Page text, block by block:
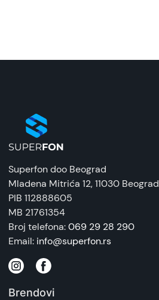
Superfon doo Beograd
Mladena Mitrića 12, 11030 Beograd
PIB 112888605
MB 21761354
Broj telefona:069 29 28 290
Email: info@superfon.rs
Brendovi